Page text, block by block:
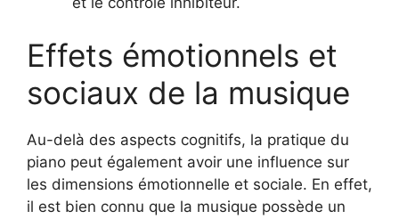
Effets émotionnels et
sociaux de la musique
Au-delà des aspects cognitifs, la pratique du
piano peut également avoir une influence sur
les dimensions émotionnelle et sociale. En effet,
il est bien connu que la musique possède un